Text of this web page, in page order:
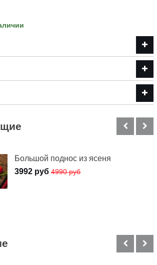
Большой поднос из ясеня
3992 руб4990 руб